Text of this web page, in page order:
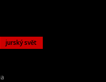
jurský svět